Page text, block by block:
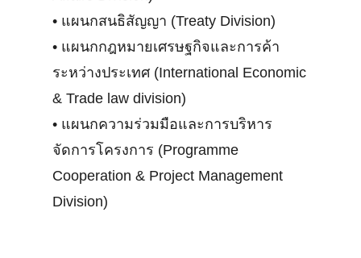
• แผนกสนธิสัญญา (Treaty Division)
• แผนกกฎหมายเศรษฐกิจและการค้า
ระหว่างประเทศ (International Economic
& Trade law division)
• แผนกความร่วมมือและการบริหาร
จัดการโครงการ (Programme
Cooperation & Project Management
Division)